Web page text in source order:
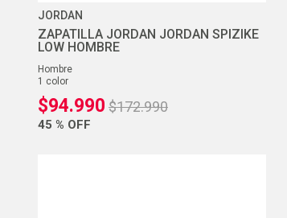
JORDAN
ZAPATILLA JORDAN JORDAN SPIZIKE
LOW HOMBRE
hombre
1 color
$94.990 $172.990
45 % OFF